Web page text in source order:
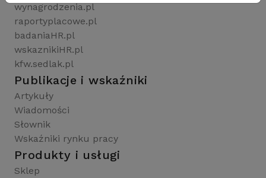
wynagrodzenia.pl
raportyplacowe.pl
badaniaHR.pl
wskaznikiHR.pl
kfw.sedlak.pl
Publikacje i wskaźniki
Artykuły
Wiadomości
Słownik
Wskaźniki rynku pracy
Produkty i usługi
Sklep